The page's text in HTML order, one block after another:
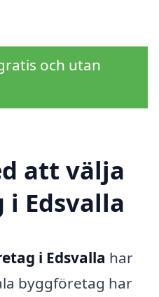
och utan
att välja
Edsvalla
i Edsvalla har
byggföretag har